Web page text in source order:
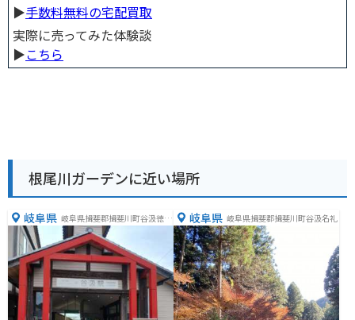
▶︎手数料無料の宅配買取
実際に売ってみた体験談
▶︎こちら
根尾川ガーデンに近い場所
岐阜県 岐阜県揖斐郡揖斐川町谷汲徳積
１４１２
岐阜県 岐阜県揖斐郡揖斐川町谷汲名礼